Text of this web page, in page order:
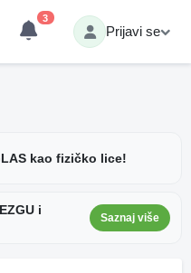
3
Prijavi se
kao fizičko lice!
i
Saznaj više